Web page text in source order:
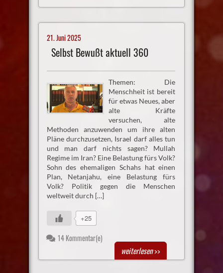
21. Juni 2025
Selbst Bewußt aktuell 360
Themen: Die
Menschheit ist bereit
für etwas Neues, aber
alte Kräfte
versuchen, alte
Methoden anzuwenden um ihre alten
Pläne durchzusetzen, Israel darf alles tun
und man darf nichts sagen? Mullah
Regime im Iran? Eine Belastung fürs Volk?
Sohn des ehemaligen Schahs hat einen
Plan, Netanjahu, eine Belastung fürs
Volk? Politik gegen die Menschen
weltweit durch […]
+25
14 Kommentar(e)
weiterlesen>>